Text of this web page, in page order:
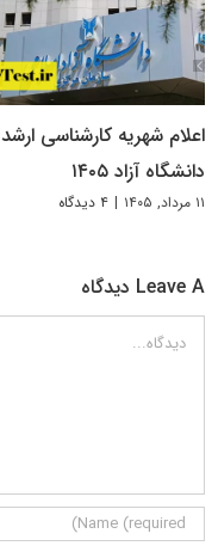
اعلام شهریه کارشناسی ارشد
دانشگاه آزاد ۱۴۰۵
۱۱ مرداد, ۱۴۰۵ | ۴ دیدگاه
Leave A دیدگاه
دیدگاه